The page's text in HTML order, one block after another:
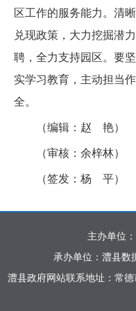
区工作的服务能力。清
兑现政策，大力挖掘潜
聘，全力支持园区。要
实学习教育，主动担当
全。
（编辑：赵 艳）
（审核：余梓林）
（签发：杨 平）
主办单位
承办单位：澧县数
澧县政府网站联系地址：常